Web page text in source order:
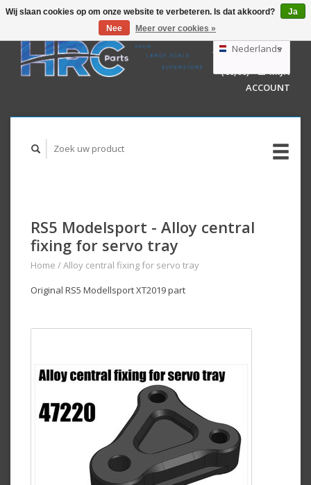
GBP
AUD
Nederlands
Deutsch
English
WINKELWAGEN
(€0,00)
MIJN
ACCOUNT
RS5 Modelsport - Alloy central
fixing for servo tray
Home /Alloy central fixing for servo tray
Original RS5 Modellsport XT2019 part
Wij slaan cookies op om onze website te verbeteren. Is dat akkoord?
Ja
Nee
Meer over cookies »